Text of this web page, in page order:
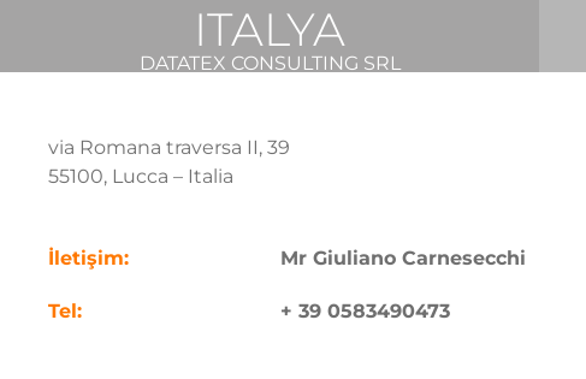
ITALYA
DATATEX CONSULTING SRL
via Romana traversa II, 39
55100, Lucca – Italia
İletişim:
Tel:
Mr Giuliano Carnesecchi
+ 39 0583490473